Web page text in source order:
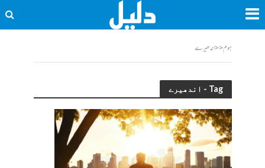
ہوم<<اندھیرے
Tag - اندھیرے